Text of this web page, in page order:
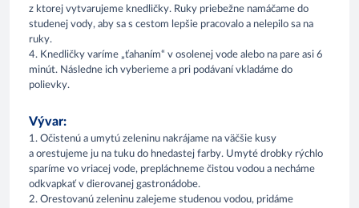
z ktorej vytvarujeme knedličky. Ruky priebežne namáčame do
studenej vody, aby sa s cestom lepšie pracovalo a nelepilo sa na
ruky.
4. Knedličky varíme „ťahaním“ v osolenej vode alebo na pare asi 6
minút. Následne ich vyberieme a pri podávaní vkladáme do
polievky.
Vývar:
1. Očistenú a umytú zeleninu nakrájame na väčšie kusy
a orestujeme ju na tuku do hnedastej farby. Umyté drobky rýchlo
sparíme vo vriacej vode, prepláchneme čistou vodou a necháme
odkvapkať v dierovanej gastronádobe.
2. Orestovanú zeleninu zalejeme studenou vodou, pridáme